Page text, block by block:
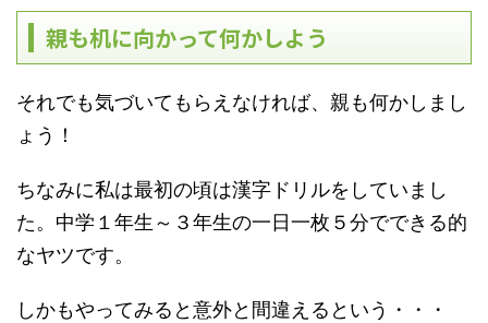
親も机に向かって何かしよう
それでも気づいてもらえなければ、親も何かしまし
ょう！
ちなみに私は最初の頃は漢字ドリルをしていまし
た。中学１年生～３年生の一日一枚５分でできる的
なヤツです。
しかもやってみると意外と間違えるという・・・